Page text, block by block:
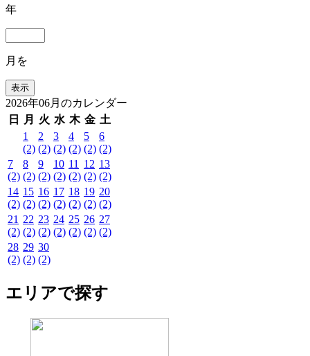
年
月を
2026年06月のカレンダー
日
月 火 水 木 金 土
1
(2)
2
(2)
3
(2)
4
(2)
5
(2)
6
(2)
7
(2)
8
(2)
9
(2)
10
(2)
11
(2)
12
(2)
13
(2)
14
(2)
15
(2)
16
(2)
17
(2)
18
(2)
19
(2)
20
(2)
21
(2)
22
(2)
23
(2)
24
(2)
25
(2)
26
(2)
27
(2)
28
(2)
29
(2)
30
(2)
エリアで探す